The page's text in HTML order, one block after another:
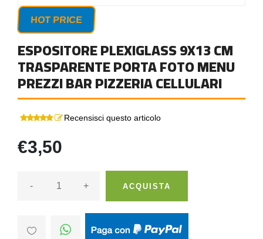
HOT PRICE
ESPOSITORE PLEXIGLASS 9X13 CM
TRASPARENTE PORTA FOTO MENU
PREZZI BAR PIZZERIA CELLULARI
Recensisci questo articolo
€3,50
- + ACQUISTA